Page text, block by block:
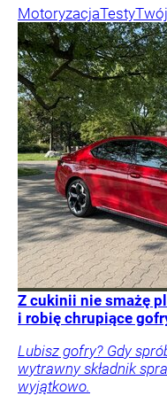
MotoryzacjaTesty
Z cukinii nie smażę
i robię chrupiące
Lubisz gofry? Gdy
wytrawny składnik
wyjątkowo.